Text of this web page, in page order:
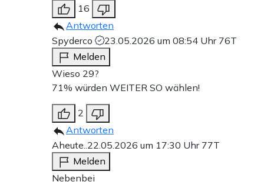
16
Antworten
Spyderco
23.05.2026 um 08:54 Uhr 76T
Melden
Wieso 29?
71% würden WEITER SO wählen!
2
Antworten
Aheute..22.05.2026 um 17:30 Uhr 77T
Melden
Nebenbei